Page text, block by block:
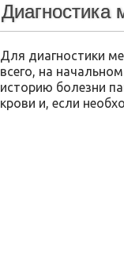
Диагностика
Для диагностики
всего, на
историю болезни
крови и, если